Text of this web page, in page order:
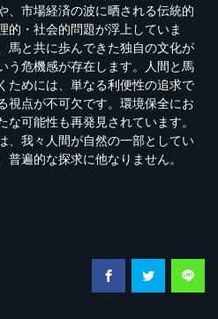
、市場経済の波に晒される伝統的
的・社会的問題が浮上していま
馬と共に歩んできた独自の文化が
う危機感が存在します。人間と馬
ためには、単なる利便性の追求で
視点が不可欠です。環境保全にお
可能性も再発見されています。
、我々人間が自然の一部としてい
遍的な探求に他なりません。